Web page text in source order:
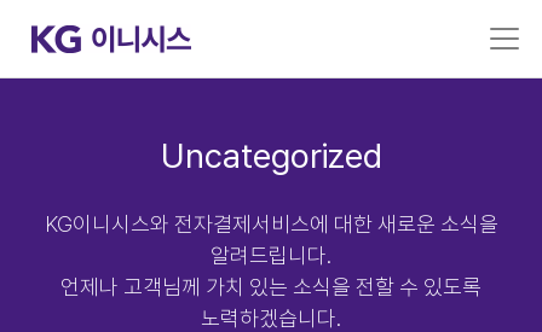
Uncategorized
KG이니시스와 전자결제서비스에 대한 새로운 소식을
알려드립니다.
언제나 고객님께 가치 있는 소식을 전할 수 있도록
노력하겠습니다.